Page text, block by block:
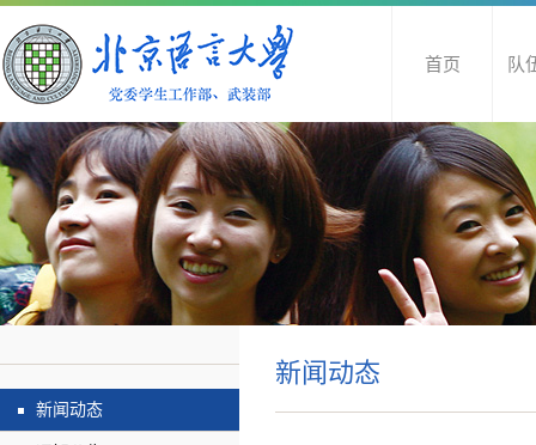
首页 队
新闻动态
新闻动态